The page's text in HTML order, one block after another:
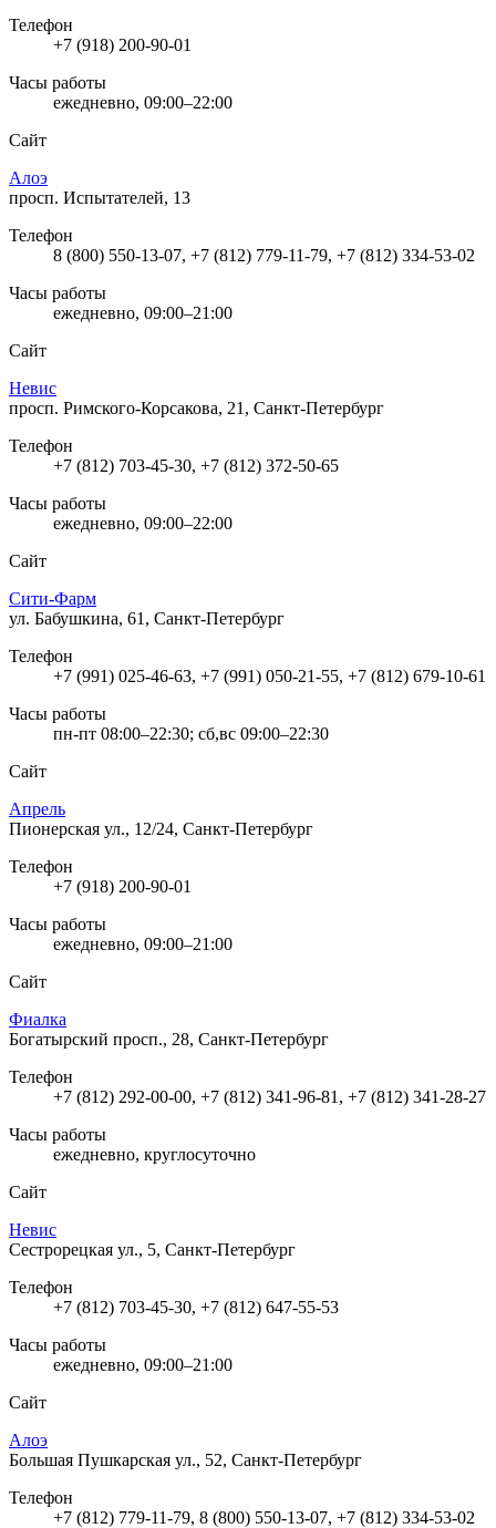
Телефон
+7 (918) 200-90-01
Часы работы
ежедневно, 09:00–22:00
Сайт
Алоэ
просп. Испытателей, 13
Телефон
8 (800) 550-13-07, +7 (812) 779-11-79, +7 (812) 334-53-02
Часы работы
ежедневно, 09:00–21:00
Сайт
Невис
просп. Римского-Корсакова, 21, Санкт-Петербург
Телефон
+7 (812) 703-45-30, +7 (812) 372-50-65
Часы работы
ежедневно, 09:00–22:00
Сайт
Сити-Фарм
ул. Бабушкина, 61, Санкт-Петербург
Телефон
+7 (991) 025-46-63, +7 (991) 050-21-55, +7 (812) 679-10-61
Часы работы
пн-пт 08:00–22:30; сб,вс 09:00–22:30
Сайт
Апрель
Пионерская ул., 12/24, Санкт-Петербург
Телефон
+7 (918) 200-90-01
Часы работы
ежедневно, 09:00–21:00
Сайт
Фиалка
Богатырский просп., 28, Санкт-Петербург
Телефон
+7 (812) 292-00-00, +7 (812) 341-96-81, +7 (812) 341-28-27
Часы работы
ежедневно, круглосуточно
Сайт
Невис
Сестрорецкая ул., 5, Санкт-Петербург
Телефон
+7 (812) 703-45-30, +7 (812) 647-55-53
Часы работы
ежедневно, 09:00–21:00
Сайт
Алоэ
Большая Пушкарская ул., 52, Санкт-Петербург
Телефон
+7 (812) 779-11-79, 8 (800) 550-13-07, +7 (812) 334-53-02